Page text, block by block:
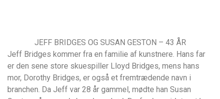
JEFF BRIDGES OG SUSAN GESTON – 43 ÅR
Jeff Bridges kommer fra en familie af kunstnere. Hans far
er den sene store skuespiller Lloyd Bridges, mens hans
mor, Dorothy Bridges, er også et fremtrædende navn i
branchen. Da Jeff var 28 år gammel, mødte han Susan